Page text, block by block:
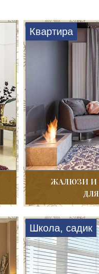
Квартира
ЖАЛЮЗИ И
Школа, садик